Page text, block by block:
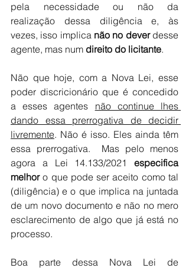
pela necessidade ou não da
realização dessa diligência e, às
vezes, isso implica não no dever desse
agente, mas num direito do licitante.
Não que hoje, com a Nova Lei, esse
poder discricionário que é concedido
a esses agentes não continue lhes
dando essa prerrogativa de decidir
livremente. Não é isso. Eles ainda têm
essa prerrogativa.  Mas pelo menos
agora a Lei 14.133/2021 especifica
melhor o que pode ser aceito como tal
(diligência) e o que implica na juntada
de um novo documento e não no mero
esclarecimento de algo que já está no
processo.
Boa parte dessa Nova Lei de